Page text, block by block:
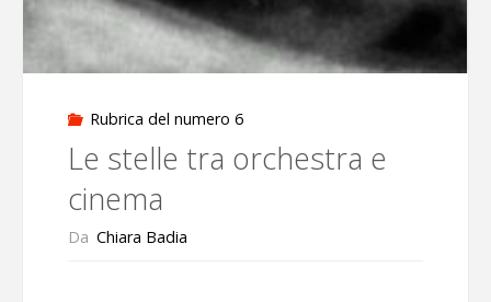
Rubrica del numero 6
Le stelle tra orchestra e
cinema
Da Chiara Badia